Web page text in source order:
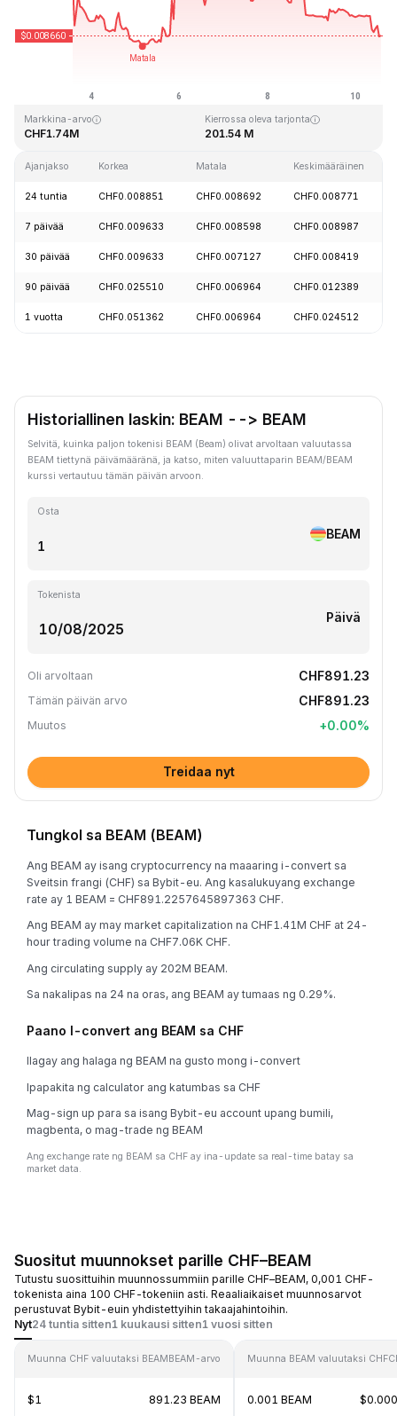
Viimeksi päivitetty: 2026-08-10 klo 13:09 GMT+0
CHF0.006168
Markkina-arvo
CHF1.74M
Kierrossa oleva tarjonta
201.54 M
Ajanjakso Korkea Matala Keskimääräinen
24 tuntia CHF0.008851 CHF0.008692 CHF0.008771
7 päivää CHF0.009633 CHF0.008598 CHF0.008987
30 päivää CHF0.009633 CHF0.007127 CHF0.008419
90 päivää CHF0.025510 CHF0.006964 CHF0.012389
1 vuotta CHF0.051362 CHF0.006964 CHF0.024512
Historiallinen laskin: BEAM --> BEAM
Selvitä, kuinka paljon tokenisi BEAM (Beam) olivat arvoltaan valuutassa
BEAM tiettynä päivämääränä, ja katso, miten valuuttaparin BEAM/BEAM
kurssi vertautuu tämän päivän arvoon.
Osta
BEAM
Tokenista
Päivä
Oli arvoltaan CHF891.23
Tämän päivän arvo CHF891.23
Muutos +0.00%
Treidaa nyt
Tungkol sa BEAM (BEAM)
Ang BEAM ay isang cryptocurrency na maaaring i-convert sa
Sveitsin frangi (CHF) sa Bybit-eu. Ang kasalukuyang exchange
rate ay 1 BEAM = CHF891.2257645897363 CHF.
Ang BEAM ay may market capitalization na CHF1.41M CHF at 24-
hour trading volume na CHF7.06K CHF.
Ang circulating supply ay 202M BEAM.
Sa nakalipas na 24 na oras, ang BEAM ay tumaas ng 0.29%.
Paano I-convert ang BEAM sa CHF
Ilagay ang halaga ng BEAM na gusto mong i-convert
Ipapakita ng calculator ang katumbas sa CHF
Mag-sign up para sa isang Bybit-eu account upang bumili,
magbenta, o mag-trade ng BEAM
Ang exchange rate ng BEAM sa CHF ay ina-update sa real-time batay sa
market data.
Suositut muunnokset parille CHF–BEAM
Tutustu suosittuihin muunnossummiin parille CHF–BEAM, 0,001 CHF-
tokenista aina 100 CHF-tokeniin asti. Reaaliaikaiset muunnosarvot
perustuvat Bybit-euin yhdistettyihin takaajahintoihin.
Nyt24 tuntia sitten1 kuukausi sitten1 vuosi sitten
Muunna CHF valuutaksi BEAMBEAM-arvo
$1 891.23 BEAM
Muunna BEAM valuutaksi CHF
0.001 BEAM